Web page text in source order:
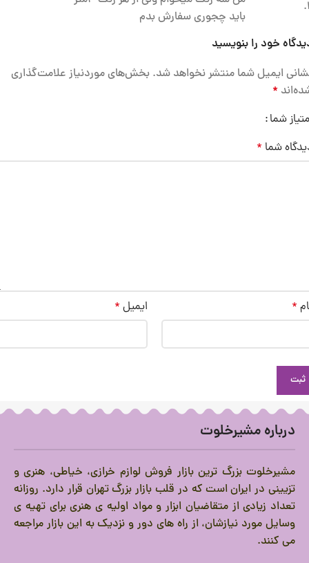
باید چجوری سفارش بدم
خود را بنویسید
ایمیل شما منتشر نخواهد شد. بخش‌های موردنیاز علامت‌گذاری
*
شما
شما *
* ایمیل *
درباره مشیرخلوت
مشیرخلوت بزرگ ترین بازار فروش لوازم خرازی، خیاطی، هنری و
تزیینی در ایران است که در قلب بازار بزرگ تهران قرار دارد. روزانه
تعداد زیادی از متقاضیان ابزار و مواد اولیه ی هنری برای تهیه ی
وسایل مورد نیازشان، از راه های دور و نزدیک به این بازار مراجعه
می کنند.